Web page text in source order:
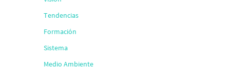
Tendencias
Formación
Sistema
Medio Ambiente